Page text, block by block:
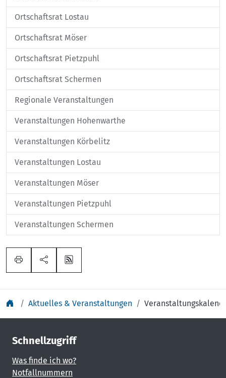
Ortschaftsrat Lostau
Ortschaftsrat Möser
Ortschaftsrat Pietzpuhl
Ortschaftsrat Schermen
Regionale Veranstaltungen
Veranstaltungen Hohenwarthe
Veranstaltungen Körbelitz
Veranstaltungen Lostau
Veranstaltungen Möser
Veranstaltungen Pietzpuhl
Veranstaltungen Schermen
Aktuelles & Veranstaltungen
Schnellzugriff
Was finde ich wo?
Notfallnummern